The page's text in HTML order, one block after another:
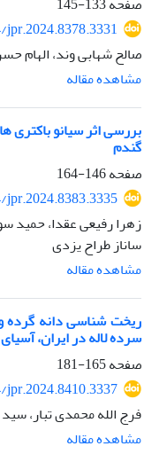
jpr.2024.8378.3331
صالح شهابی وند، الهام
مشاهده مقاله
بررسی اثر سیانو
گندم
صفحه146-164
jpr.2024.8383.3335
زهرا رفیعی عقدا، حمید
ساناز طراح یزدی
مشاهده مقاله
ریخت شناسی دانه گرده
سرده لاله در ایران،
صفحه165-181
jpr.2024.8410.3337
فرج الله محمدی تبار،
مشاهده مقاله